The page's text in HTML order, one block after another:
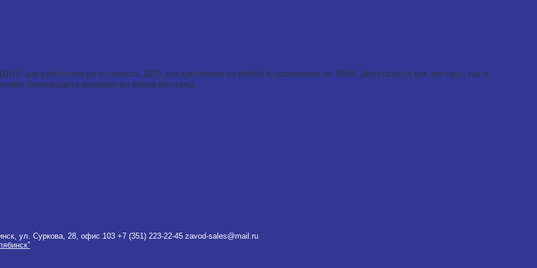
для крепления на плоскость, ШР- для крепления на ребро) в ошиновках до 10кВ. Допускается как жесткое, так и
производить разворот во время монтажа.
ул. Суркова, 28, офис 103 +7 (351) 223-22-45 zavod-sales@mail.ru